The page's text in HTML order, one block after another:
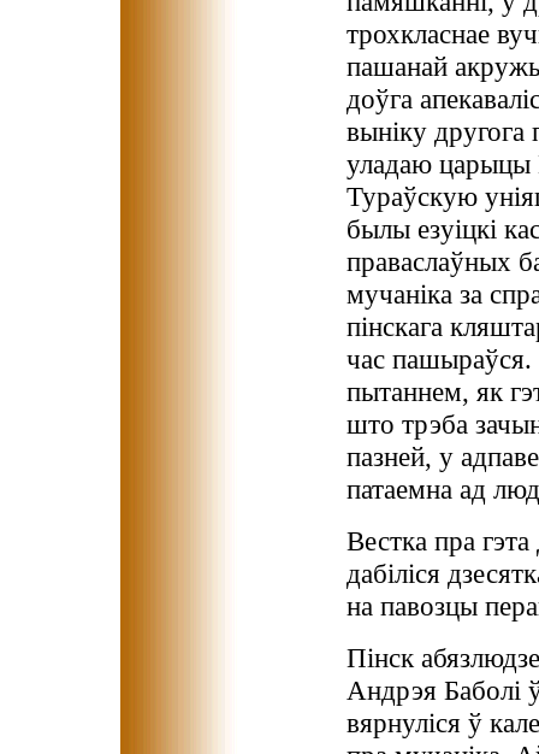
трохкласнае
пашанай
доўга
выніку
уладаю царыцы
Тураўскую
былы езуіцкі
праваслаўных
мучаніка за
пінскага
час пашыраўся.
пытаннем, як
што трэба
пазней, у
патаемна ад
Вестка пра
дабіліся
на павозцы
Пінск
Андрэя Баболі
вярнуліся ў